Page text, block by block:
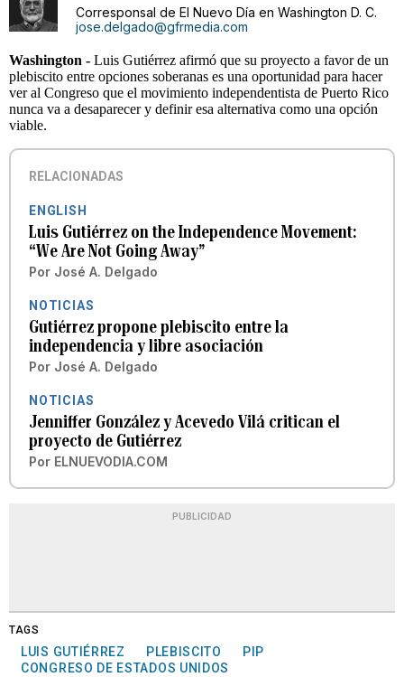
Corresponsal de El Nuevo Día en Washington D. C.
jose.delgado@gfrmedia.com
Washington - Luis Gutiérrez afirmó que su proyecto a favor de un
plebiscito entre opciones soberanas es una oportunidad para hacer
ver al Congreso que el movimiento independentista de Puerto Rico
nunca va a desaparecer y definir esa alternativa como una opción
viable.
RELACIONADAS
ENGLISH
Luis Gutiérrez on the Independence Movement:
“We Are Not Going Away”
Por José A. Delgado
NOTICIAS
Gutiérrez propone plebiscito entre la
independencia y libre asociación
Por José A. Delgado
NOTICIAS
Jenniffer González y Acevedo Vilá critican el
proyecto de Gutiérrez
Por ELNUEVODIA.COM
PUBLICIDAD
TAGS
LUIS GUTIÉRREZ PLEBISCITO
PIP
CONGRESO DE ESTADOS UNIDOS